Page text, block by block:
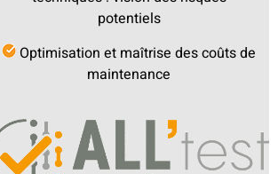
potentiels
Optimisation et maîtrise des coûts de
maintenance